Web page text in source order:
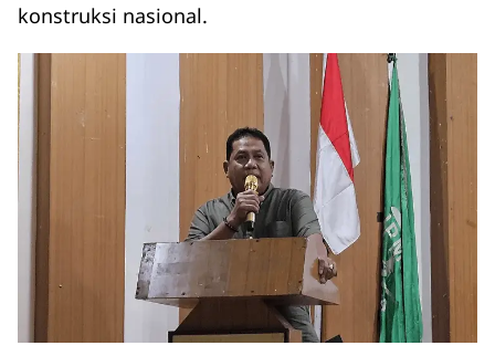
konstruksi nasional.